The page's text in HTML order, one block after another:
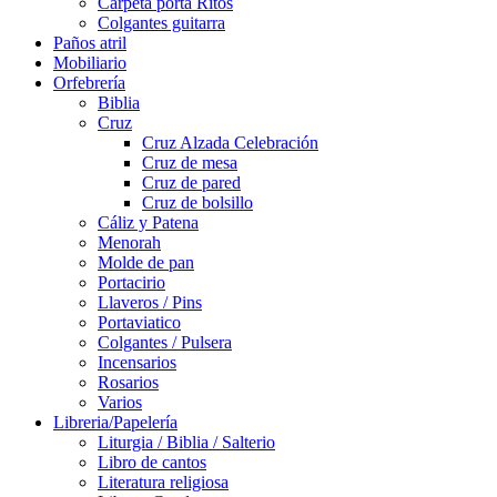
Colgantes guitarra
Paños atril
Mobiliario
Orfebrería
Biblia
Cruz
Cruz Alzada Celebración
Cruz de mesa
Cruz de pared
Cruz de bolsillo
Cáliz y Patena
Menorah
Molde de pan
Portacirio
Llaveros / Pins
Portaviatico
Colgantes / Pulsera
Incensarios
Rosarios
Varios
Libreria/Papelería
Liturgia / Biblia / Salterio
Libro de cantos
Literatura religiosa